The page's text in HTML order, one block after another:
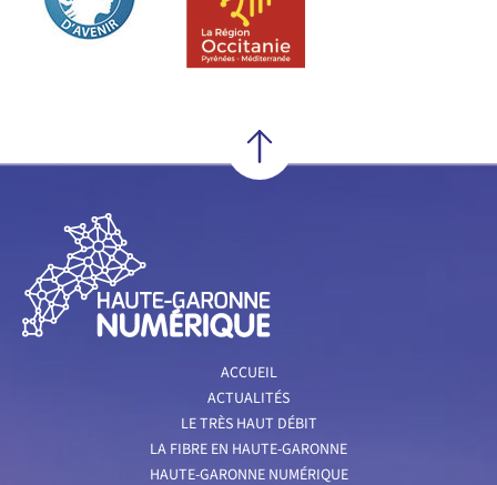
ACCUEIL
ACTUALITÉS
LE TRÈS HAUT DÉBIT
LA FIBRE EN HAUTE-GARONNE
HAUTE-GARONNE NUMÉRIQUE